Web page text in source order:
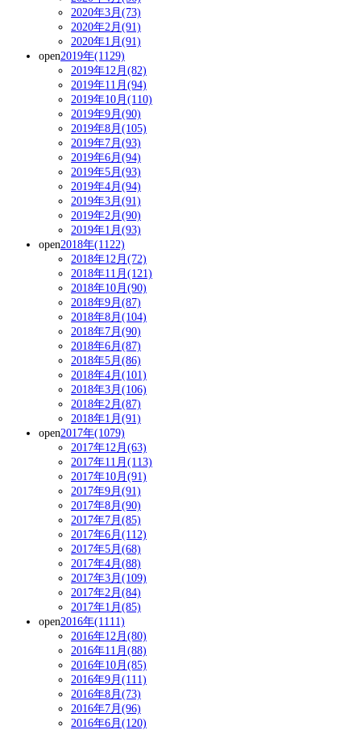
2020年3月(73)
2020年2月(91)
2020年1月(91)
open2019年(1129)
2019年12月(82)
2019年11月(94)
2019年10月(110)
2019年9月(90)
2019年8月(105)
2019年7月(93)
2019年6月(94)
2019年5月(93)
2019年4月(94)
2019年3月(91)
2019年2月(90)
2019年1月(93)
open2018年(1122)
2018年12月(72)
2018年11月(121)
2018年10月(90)
2018年9月(87)
2018年8月(104)
2018年7月(90)
2018年6月(87)
2018年5月(86)
2018年4月(101)
2018年3月(106)
2018年2月(87)
2018年1月(91)
open2017年(1079)
2017年12月(63)
2017年11月(113)
2017年10月(91)
2017年9月(91)
2017年8月(90)
2017年7月(85)
2017年6月(112)
2017年5月(68)
2017年4月(88)
2017年3月(109)
2017年2月(84)
2017年1月(85)
open2016年(1111)
2016年12月(80)
2016年11月(88)
2016年10月(85)
2016年9月(111)
2016年8月(73)
2016年7月(96)
2016年6月(120)